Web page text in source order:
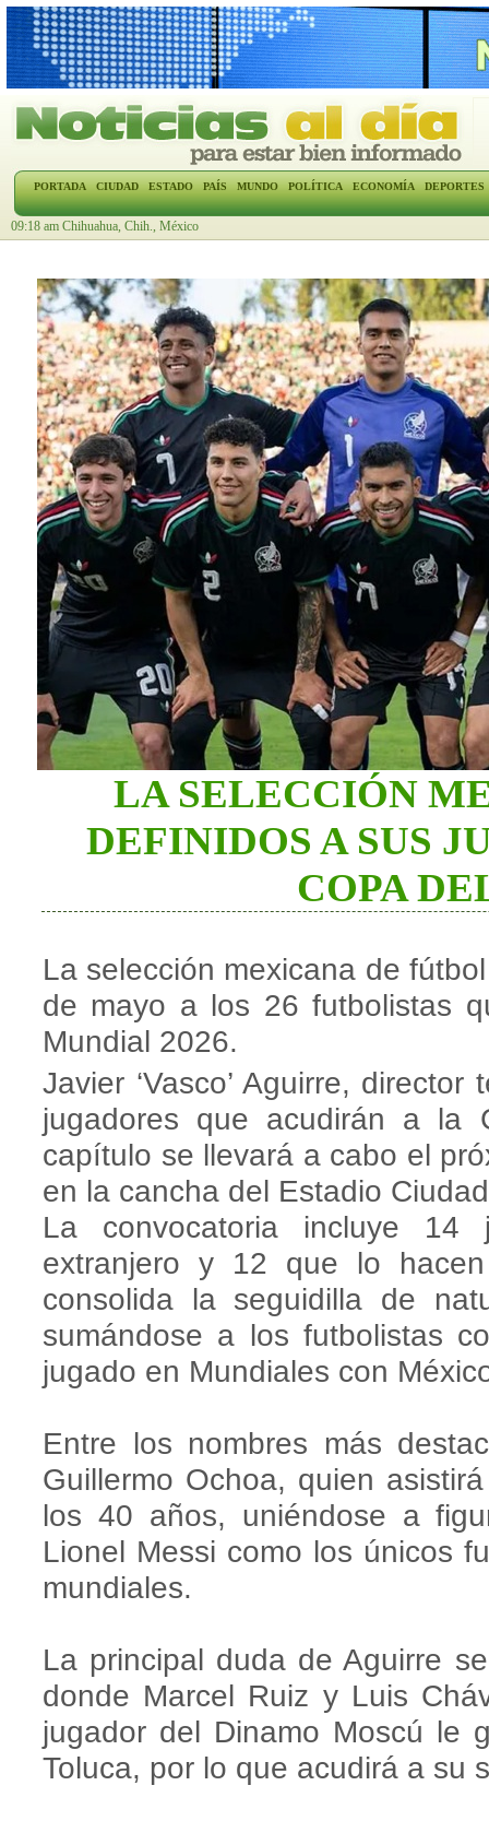
PORTADA CIUDAD ESTADO PAÍS MUNDO POLÍTICA ECONOMÍA DEPORTES
09:18 am Chihuahua, Chih., México
LA SELECCIÓN
DEFINIDOS A SUS
COPA
La selección mexicana de
de mayo a los 26 futbolistas
Mundial 2026.
Javier ‘Vasco’ Aguirre,
jugadores que acudirán a la
capítulo se llevará a cabo el
en la cancha del Estadio
La convocatoria incluye
extranjero y 12 que lo
consolida la seguidilla de
sumándose a los futbolistas
jugado en Mundiales con
Entre los nombres más
Guillermo Ochoa, quien
los 40 años, uniéndose a
Lionel Messi como los únicos
mundiales.
La principal duda de Aguirre
donde Marcel Ruiz y Luis
jugador del Dinamo Moscú le
Toluca, por lo que acudirá a su